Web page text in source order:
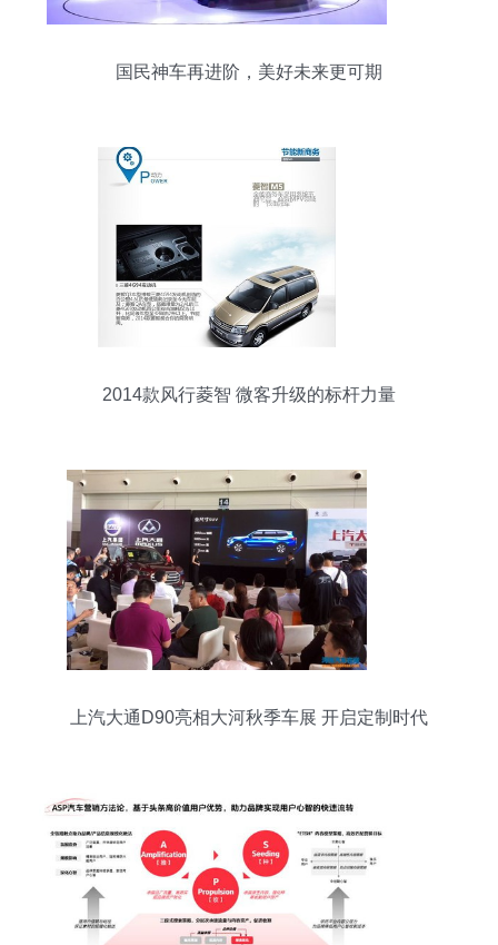
国民神车再进阶，美好未来更可期
2014款风行菱智 微客升级的标杆力量
上汽大通D90亮相大河秋季车展 开启定制时代